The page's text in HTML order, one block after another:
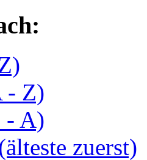
- Z)
- A)
zuerst)